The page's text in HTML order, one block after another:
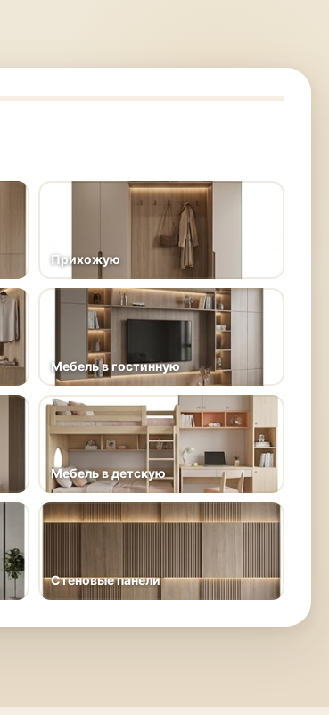
Прихожую
Мебель в гостинную
Мебель в детскую
Стеновые панели